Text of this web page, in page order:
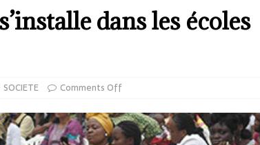
dans les écoles
SOCIETE Comments Off